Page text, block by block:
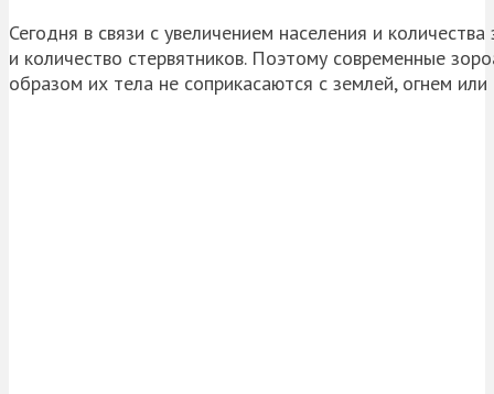
Сегодня в связи с увеличением населения и
и количество стервятников. Поэтому современные
образом их тела не соприкасаются с землей, огнем